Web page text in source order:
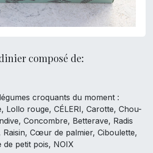
composé de:
croquants du moment :
Lollo rouge, CÉLERI, Carotte, Chou-
Concombre, Betterave, Radis
Raisin, Cœur de palmier, Ciboulette,
de petit pois, NOIX